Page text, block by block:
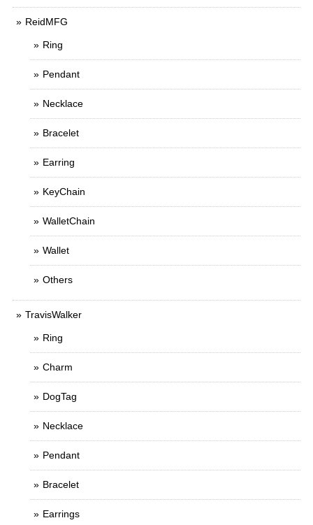
ReidMFG
Ring
Pendant
Necklace
Bracelet
Earring
KeyChain
WalletChain
Wallet
Others
TravisWalker
Ring
Charm
DogTag
Necklace
Pendant
Bracelet
Earrings